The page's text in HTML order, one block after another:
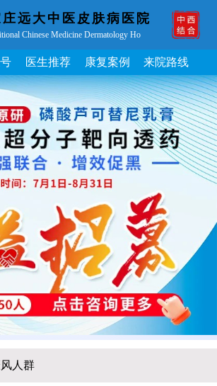
远大中医皮肤病医院
Chinese Medicine Dermatology Ho
医生推荐 康复案例 来院路线
人群